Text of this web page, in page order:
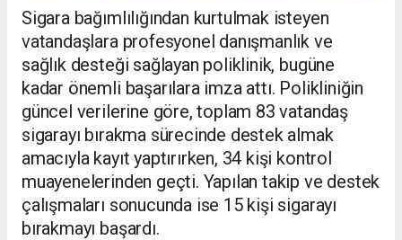
Sigara bağımlılığından kurtulmak isteyen
vatandaşlara profesyonel danışmanlık ve
sağlık desteği sağlayan poliklinik, bugüne
kadar önemli başarılara imza attı. Polikliniğin
güncel verilerine göre, toplam 83 vatandaş
sigarayı bırakma sürecinde destek almak
amacıyla kayıt yaptırırken, 34 kişi kontrol
muayenelerinden geçti. Yapılan takip ve destek
çalışmaları sonucunda ise 15 kişi sigarayı
bırakmayı başardı.